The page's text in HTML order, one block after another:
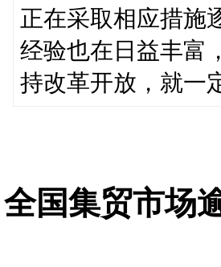
正在采取相应措施
经验也在日益丰富
持改革开放，就一
全国集贸市场